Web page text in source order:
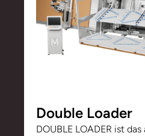
Double Loader
DOUBLE LOADER ist